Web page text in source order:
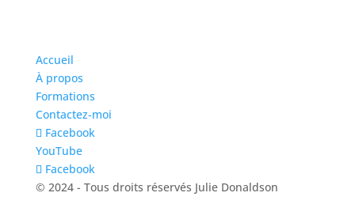
Accueil
À propos
Formations
Contactez-moi
Facebook
YouTube
Facebook
© 2024 - Tous droits réservés Julie Donaldson